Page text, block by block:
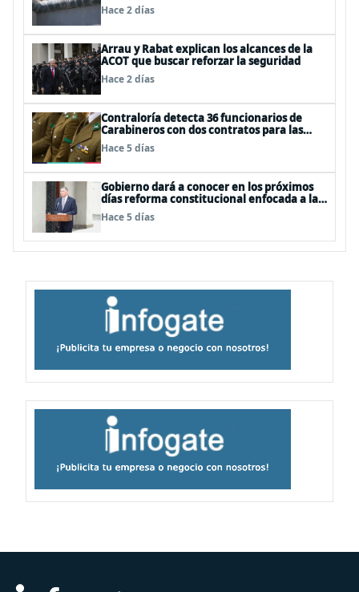
Hace 2 días
Arrau y Rabat explican los alcances de la
ACOT que buscar reforzar la seguridad
Hace 2 días
Contraloría detecta 36 funcionarios de
Carabineros con dos contratos para las
mismas funciones
Hace 5 días
Gobierno dará a conocer en los próximos
días reforma constitucional enfocada a la
seguridad
Hace 5 días